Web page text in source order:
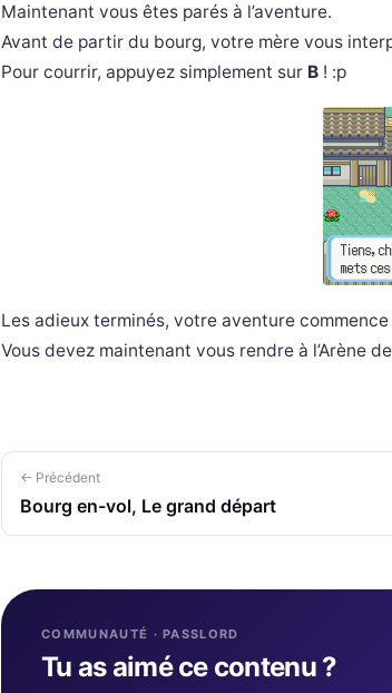
Maintenant vous êtes parés à l’aventure.
Avant de partir du bourg, votre mère vous
Pour courrir, appuyez simplement sur B ! :p
Les adieux terminés, votre aventure commence
Vous devez maintenant vous rendre à l’Arène de
← Précédent
Bourg en-vol, Le grand départ
COMMUNAUTÉ · PASSLORD
Tu as aimé ce contenu ?